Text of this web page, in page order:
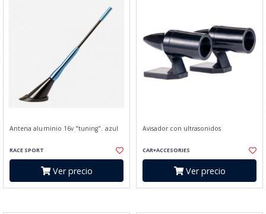
Antena aluminio 16v "tuning". azul
RACE SPORT
Ver precio
Avisador con ultrasonidos
CAR+ACCESORIES
Ver precio